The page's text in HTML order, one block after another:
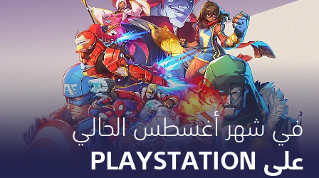
في شهر أغسطس الحالي
على PLAYSTATION